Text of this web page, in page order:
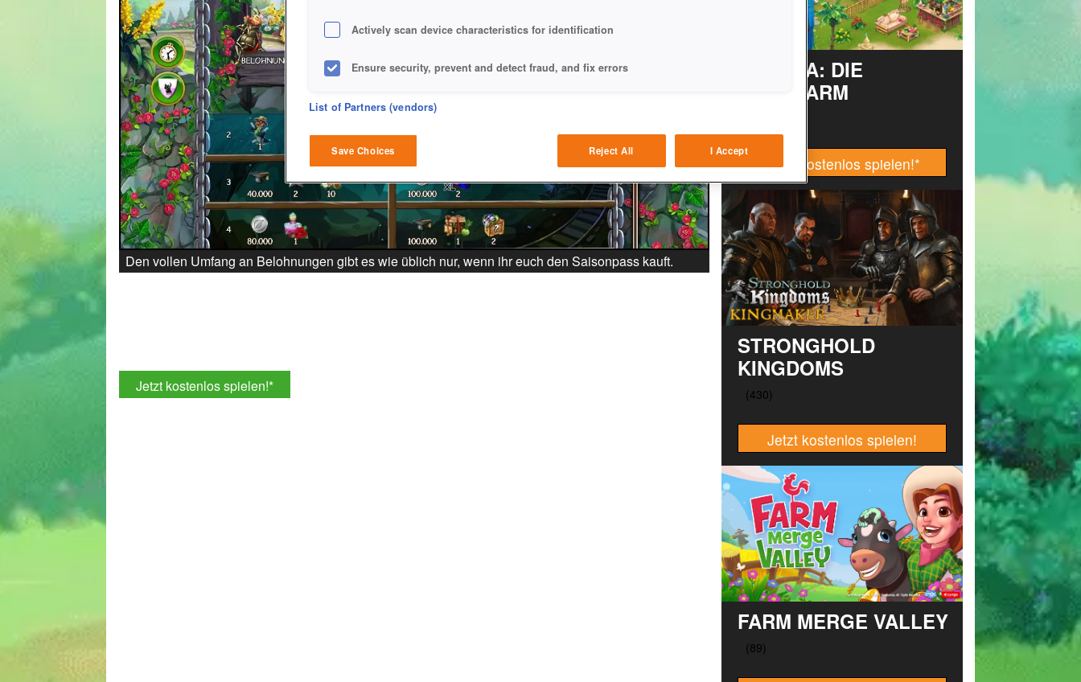
Den vollen Umfang an Belohnungen gibt es wie üblich nur, wenn ihr euch den Saisonpass kauft.
Jetzt kostenlos spielen!*
TAONGA: DIE
INSELFARM
Jetzt kostenlos spielen!*
STRONGHOLD
KINGDOMS
Jetzt kostenlos spielen!
FARM MERGE VALLEY
Actively scan device characteristics for identification
Ensure security, prevent and detect fraud, and fix errors
Deliver and present advertising and content
Match and combine data from other data sources
Link different devices
Identify devices based on information transmitted automatically
Save and communicate privacy choices
List of Partners (vendors)
Save Choices Reject All I Accept